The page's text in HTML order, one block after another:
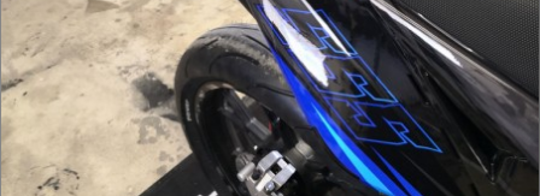
ACS 2015 kuvia
Lisää uusi tapahtuma
UUTISET
SÄÄ
Valitse paikkakunta
Helsingin sää
Tampereen sää